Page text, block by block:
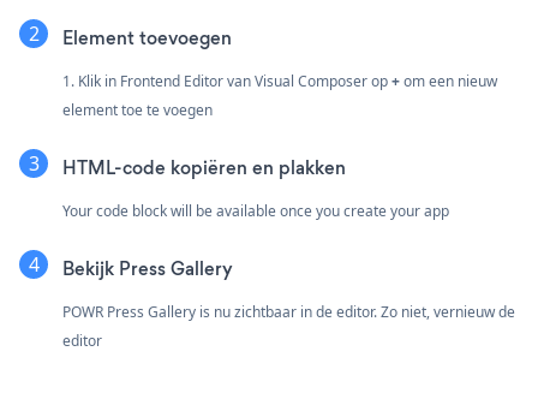
Element toevoegen
1. Klik in Frontend Editor van Visual Composer op+om een nieuw
element toe te voegen
HTML-code kopiëren en plakken
Your code block will be available once you create your app
Bekijk Press Gallery
POWR Press Gallery is nu zichtbaar in de editor. Zo niet, vernieuw de
editor